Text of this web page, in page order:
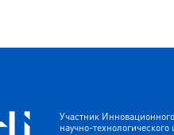
Участник Инновационного
научно-технологического